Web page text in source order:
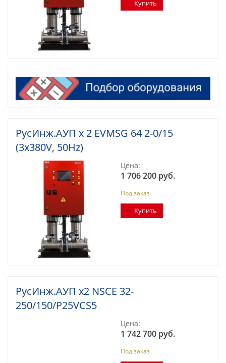
Купить
РусИнж.АУП х 2 EVMSG 64 2-0/15
(3x380V, 50Hz)
Цена:
1 706 200 руб.
Под заказ
Купить
РусИнж.АУП х2 NSCE 32-
250/150/P25VCS5
Цена:
1 742 700 руб.
Под заказ